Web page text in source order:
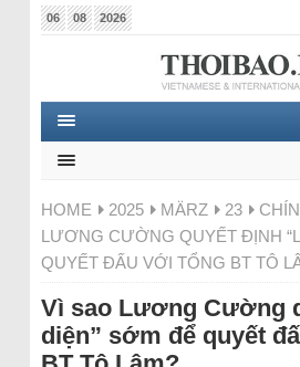
06 08 2026
HOME 2025 MÄRZ 23
LƯƠNG CƯỜNG QUYẾT ĐỊNH
QUYẾT ĐẤU VỚI TỔNG BT TÔ
Vì sao Lương Cường
diện” sớm để quyết